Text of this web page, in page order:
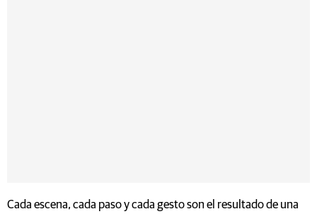
Cada escena, cada paso y cada gesto son el resultado de una